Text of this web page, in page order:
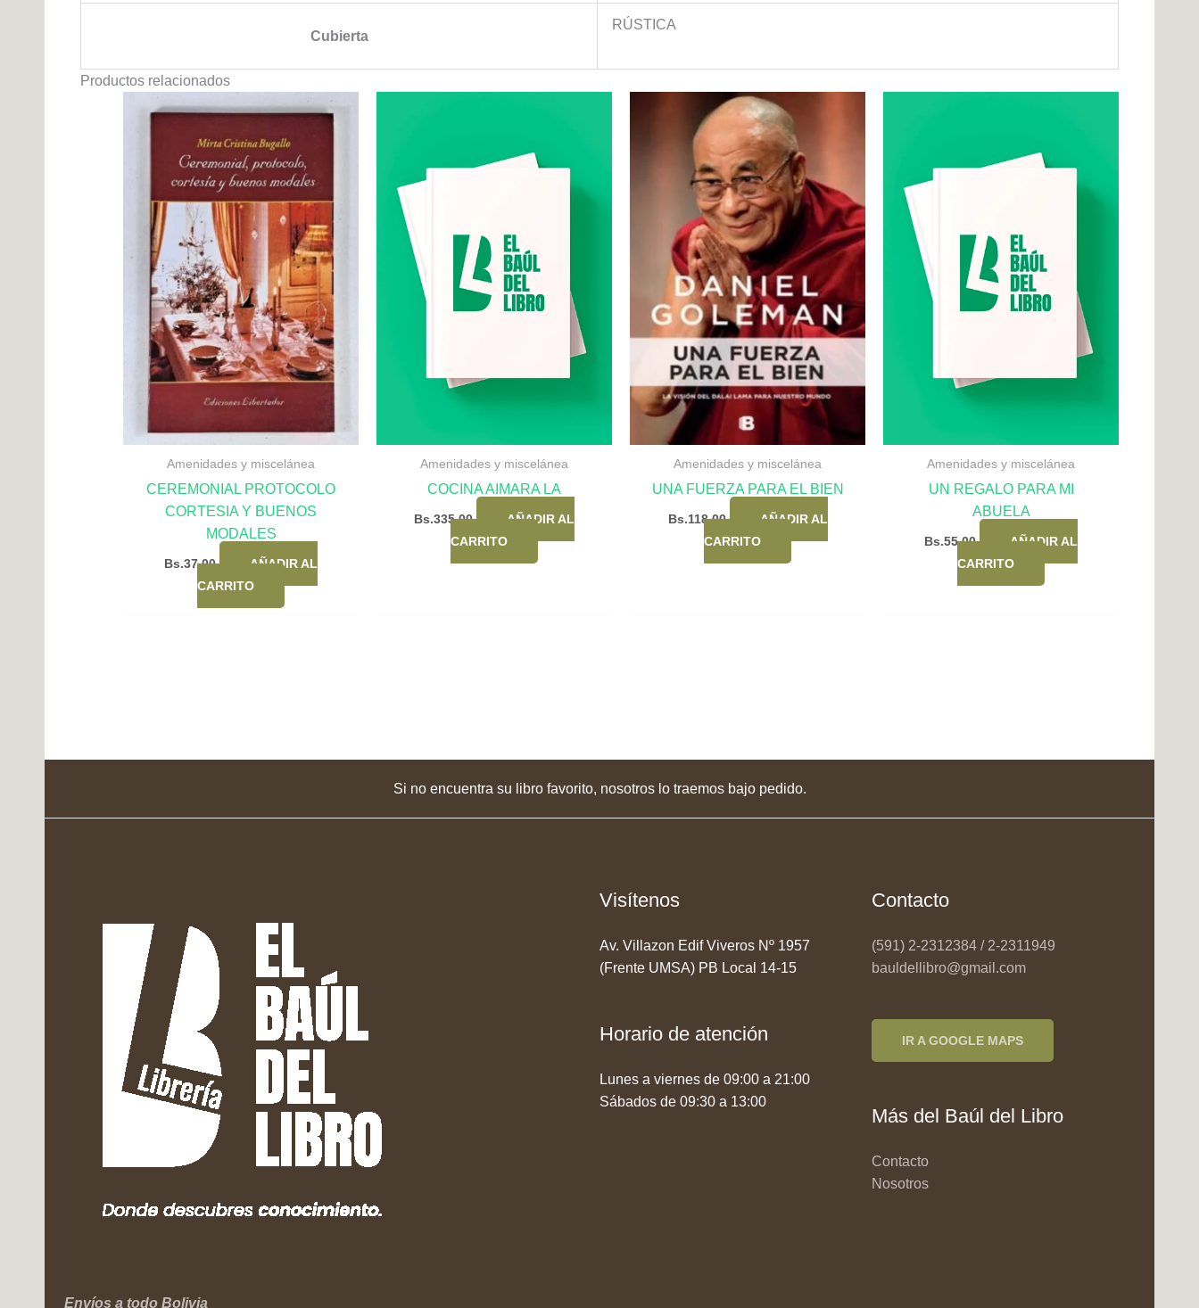
Cubierta
RÚSTICA
Productos relacionados
Amenidades y miscelánea
CEREMONIAL PROTOCOLO
CORTESIA Y BUENOS
MODALES
Bs.37,00
AÑADIR AL
CARRITO
Amenidades y miscelánea
COCINA AIMARA LA
Bs.335,00
AÑADIR AL
CARRITO
Amenidades y miscelánea
UNA FUERZA PARA EL BIEN
Bs.118,00
AÑADIR AL
CARRITO
Amenidades y miscelánea
UN REGALO PARA MI
ABUELA
Bs.55,00
AÑADIR AL
CARRITO
Si no encuentra su libro favorito, nosotros lo traemos bajo pedido.
Envíos a todo Bolivia
Visítenos
Av. Villazon Edif Viveros Nº 1957
(Frente UMSA) PB Local 14-15
Horario de atención
Lunes a viernes de 09:00 a 21:00
Sábados de 09:30 a 13:00
Contacto
(591) 2-2312384 / 2-2311949
bauldellibro@gmail.com
IR A GOOGLE MAPS
Más del Baúl del Libro
Contacto
Nosotros